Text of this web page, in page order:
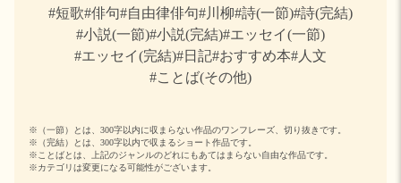
#短歌#俳句#自由律俳句#川柳#詩(一節)#詩(完結)
#小説(一節)#小説(完結)#エッセイ(一節)
#エッセイ(完結)#日記#おすすめ本#人文
#ことば(その他)
※（一節）とは、300字以内に収まらない作品のワンフレーズ、切り抜きです。
※（完結）とは、300字以内で収まるショート作品です。
※ことばとは、上記のジャンルのどれにもあてはまらない自由な作品です。
※カテゴリは変更になる可能性がございます。